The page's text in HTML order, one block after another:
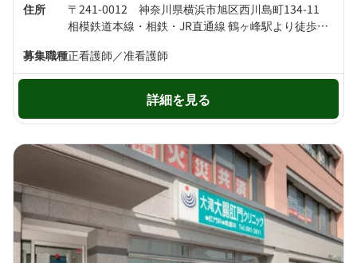
住所
〒241-0012 神奈川県横浜市旭区西川島町134-11
相模鉄道本線・相鉄・JR直通線 鶴ヶ峰駅より徒歩10分 相模鉄道本線・相模鉄道・東京急行電鉄・相鉄・JR直通線 西谷駅より徒歩14分
募集職種正看護師／准看護師
詳細を見る